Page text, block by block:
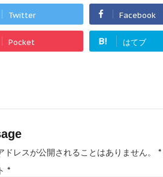
Twitter Facebook
Pocket B! はてブ
ドレスが公開されることはありません。 *
*